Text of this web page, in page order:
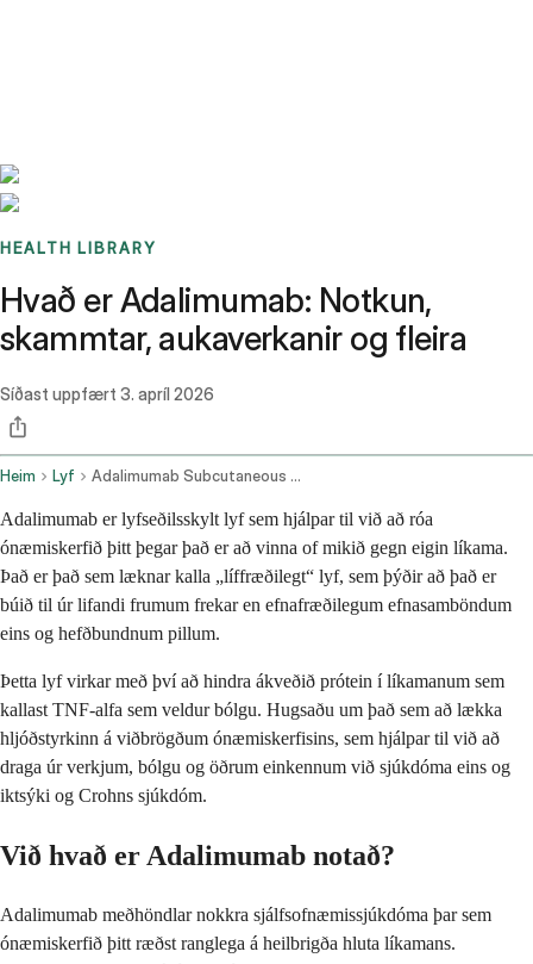
HEALTH LIBRARY
Hvað er Adalimumab: Notkun,
skammtar, aukaverkanir og fleira
Síðast uppfært 3. apríl 2026
Heim Lyf Adalimumab Subcutaneous Route
Adalimumab er lyfseðilsskylt lyf sem hjálpar til við að róa
ónæmiskerfið þitt þegar það er að vinna of mikið gegn eigin líkama.
Það er það sem læknar kalla „líffræðilegt“ lyf, sem þýðir að það er
búið til úr lifandi frumum frekar en efnafræðilegum efnasamböndum
eins og hefðbundnum pillum.
Þetta lyf virkar með því að hindra ákveðið prótein í líkamanum sem
kallast TNF-alfa sem veldur bólgu. Hugsaðu um það sem að lækka
hljóðstyrkinn á viðbrögðum ónæmiskerfisins, sem hjálpar til við að
draga úr verkjum, bólgu og öðrum einkennum við sjúkdóma eins og
iktsýki og Crohns sjúkdóm.
Við hvað er Adalimumab notað?
Adalimumab meðhöndlar nokkra sjálfsofnæmissjúkdóma þar sem
ónæmiskerfið þitt ræðst ranglega á heilbrigða hluta líkamans.